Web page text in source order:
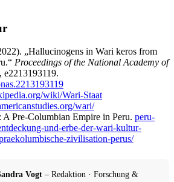
„Hallucinogens in Wari keros from
Proceedings of the National Academy of
e2213193119.
wiki/Wari-Staat
wari/
Pre-Columbian Empire in Peru. peru-
und-erbe-der-wari-kultur-
zivilisation-perus/
Vogt– Redaktion · Forschung &